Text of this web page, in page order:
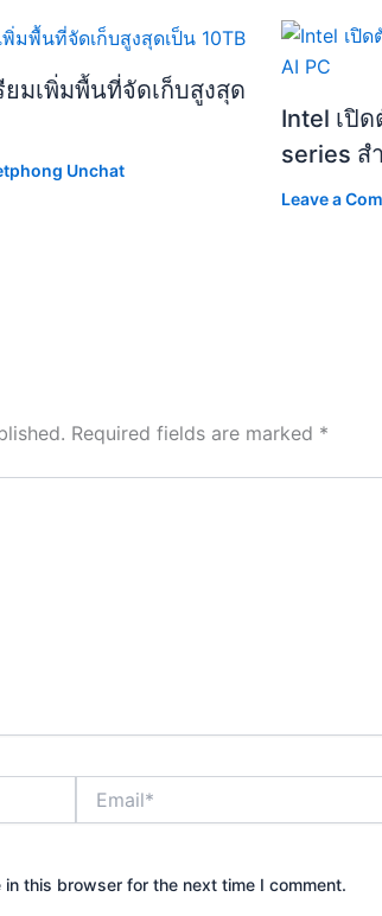
มเพิ่มพื้นที่จัดเก็บสูงสุด
Unchat
Intel เปิ
series ส
Leave a
Required fields are marked *
this browser for the next time I comment.